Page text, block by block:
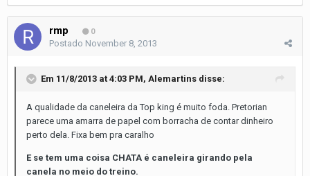
rmp 0
Postado November 8, 2013
Em 11/8/2013 at 4:03 PM, Alemartins disse:
A qualidade da caneleira da Top king é muito foda. Pretorian
parece uma amarra de papel com borracha de contar dinheiro
perto dela. Fixa bem pra caralho
E se tem uma coisa CHATA é caneleira girando pela
canela no meio do treino.